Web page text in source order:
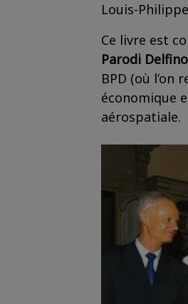
Louis-
Ce livre est
Parodi Delfino
BPD (où
économique
aérospatiale.